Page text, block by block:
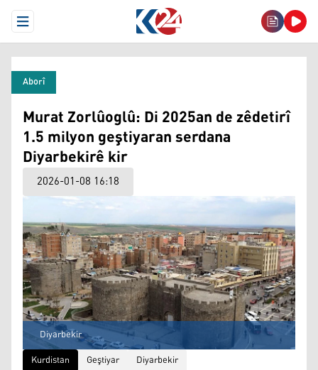
Open Menu
Aborî
Murat Zorlûoglû: Di 2025an de zêdetirî
1.5 milyon geştiyaran serdana
Diyarbekirê kir
2026-01-08 16:18
Diyarbekir
Kurdistan
Geştiyar Diyarbekir